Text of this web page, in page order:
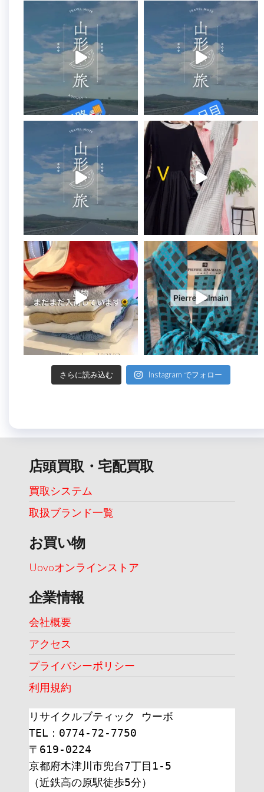
さらに読み込む Instagram でフォロー
店頭買取・宅配買取
買取システム
取扱ブランド一覧
お買い物
Uovoオンラインストア
企業情報
会社概要
アクセス
プライバシーポリシー
利用規約
リサイクルブティック ウーボ
TEL：0774-72-7750
〒619-0224
京都府木津川市兜台7丁目1-5
（近鉄高の原駅徒歩5分）